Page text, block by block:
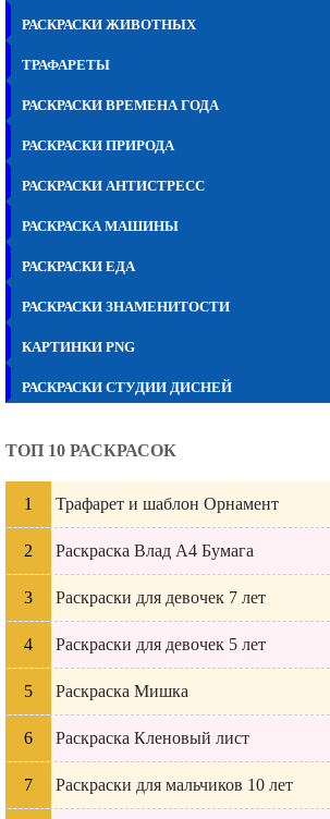
РАСКРАСКИ ЖИВОТНЫХ
ТРАФАРЕТЫ
РАСКРАСКИ ВРЕМЕНА ГОДА
РАСКРАСКИ ПРИРОДА
РАСКРАСКИ АНТИСТРЕСС
РАСКРАСКА МАШИНЫ
РАСКРАСКИ ЕДА
РАСКРАСКИ ЗНАМЕНИТОСТИ
КАРТИНКИ PNG
РАСКРАСКИ СТУДИИ ДИСНЕЙ
ТОП 10 РАСКРАСОК
Трафарет и шаблон Орнамент
Раскраска Влад А4 Бумага
Раскраски для девочек 7 лет
Раскраски для девочек 5 лет
Раскраска Мишка
Раскраска Кленовый лист
Раскраски для мальчиков 10 лет